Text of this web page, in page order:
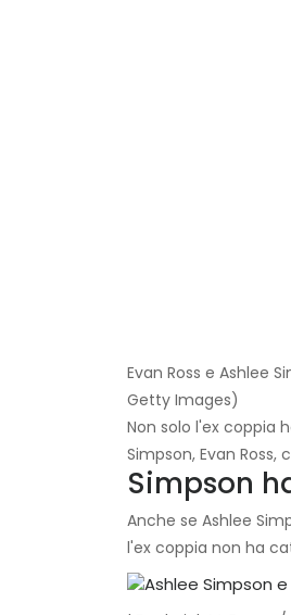
Evan Ross e Ashlee
Getty Images)
Non solo l'ex coppia
Simpson, Evan
Simpson
Anche se Ashlee
l'ex coppia non ha